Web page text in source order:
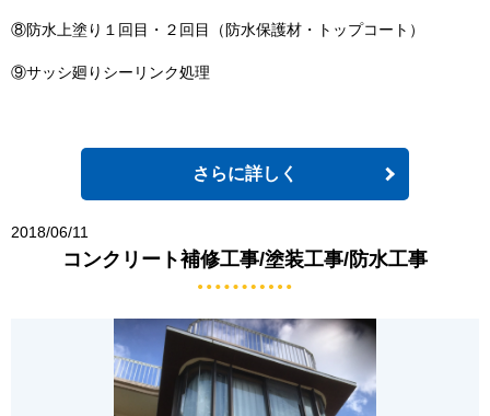
⑧防水上塗り１回目・２回目（防水保護材・トップコート）
⑨サッシ廻りシーリンク処理
さらに詳しく
2018/06/11
コンクリート補修工事/塗装工事/防水工事